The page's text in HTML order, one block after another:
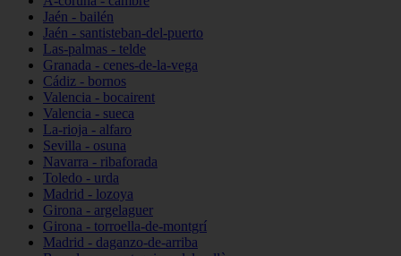
Jaén - bailén
Jaén - santisteban-del-puerto
Las-palmas - telde
Granada - cenes-de-la-vega
Cádiz - bornos
Valencia - bocairent
Valencia - sueca
La-rioja - alfaro
Sevilla - osuna
Navarra - ribaforada
Toledo - urda
Madrid - lozoya
Girona - argelaguer
Girona - torroella-de-montgrí
Madrid - daganzo-de-arriba